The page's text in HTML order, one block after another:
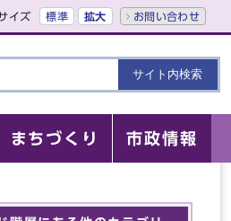
イズ 標準 拡大 お問い合わせ
まちづくり 市政情報